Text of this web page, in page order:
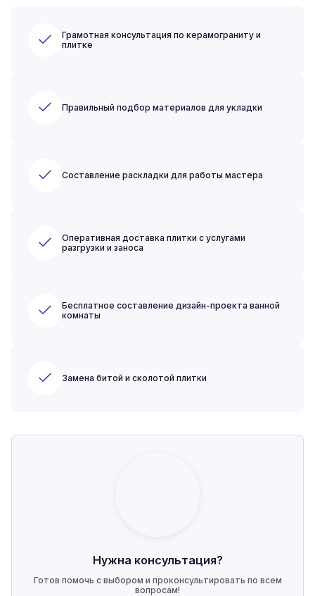
Грамотная консультация по керамограниту и
плитке
Правильный подбор материалов для укладки
Составление раскладки для работы мастера
Оперативная доставка плитки с услугами
разгрузки и заноса
Бесплатное составление дизайн-проекта ванной
комнаты
Замена битой и сколотой плитки
Нужна консультация?
Готов помочь с выбором и проконсультировать по всем
вопросам!